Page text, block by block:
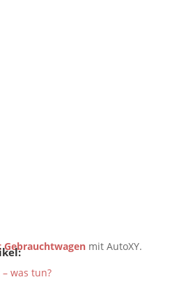
Gebrauchtwagenmit AutoXY.
was tun?